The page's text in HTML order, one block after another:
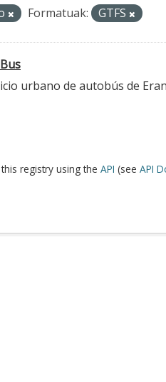
Formatuak: GTFS
urbano de autobús de
registry using the API (see API